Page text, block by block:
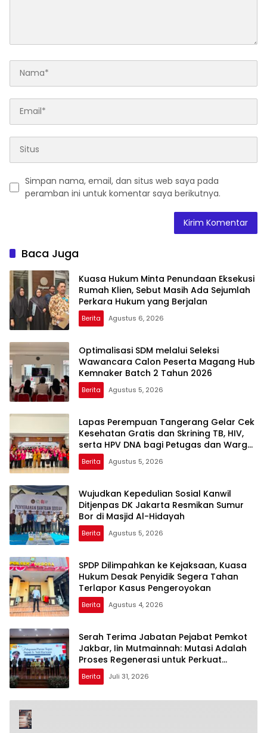
Simpan nama, email, dan situs web saya pada
peramban ini untuk komentar saya berikutnya.
Baca Juga
Kuasa Hukum Minta Penundaan Eksekusi
Rumah Klien, Sebut Masih Ada Sejumlah
Perkara Hukum yang Berjalan
Berita Agustus 6, 2026
Optimalisasi SDM melalui Seleksi
Wawancara Calon Peserta Magang Hub
Kemnaker Batch 2 Tahun 2026
Berita Agustus 5, 2026
Lapas Perempuan Tangerang Gelar Cek
Kesehatan Gratis dan Skrining TB, HIV,
serta HPV DNA bagi Petugas dan Warga
Binaan
Berita Agustus 5, 2026
Wujudkan Kepedulian Sosial Kanwil
Ditjenpas DK Jakarta Resmikan Sumur
Bor di Masjid Al-Hidayah
Berita Agustus 5, 2026
SPDP Dilimpahkan ke Kejaksaan, Kuasa
Hukum Desak Penyidik Segera Tahan
Terlapor Kasus Pengeroyokan
Berita Agustus 4, 2026
Serah Terima Jabatan Pejabat Pemkot
Jakbar, Iin Mutmainnah: Mutasi Adalah
Proses Regenerasi untuk Perkuat
Pelayanan Publik
Berita Juli 31, 2026